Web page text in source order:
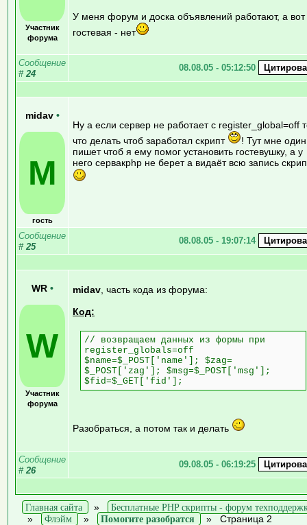
Участник
форума
У меня форум и доска объявлений работают, а вот
гостевая - нет
Сообщение
# 24
08.08.05 - 05:12:50
midav •
M
гость
Ну а если сервер не работает с register_global=off
что делать чтоб заработал скрипт
! Тут мне один
пишет чтоб я ему помог установить гостевушку, а у
него сервакphp не берет а видаёт всю запись
Сообщение
# 25
08.08.05 - 19:07:14
WR •
W
Участник
форума
midav , часть кода из форума:
Код:
// возвращаем данных из формы при
register_globals=off
$name=$_POST['name']; $zag=
$_POST['zag']; $msg=$_POST['msg'];
$fid=$_GET['fid'];
Разобраться, а потом так и делать
Сообщение
# 26
09.08.05 - 06:19:25
Главная сайта »
Бесплатные PHP скрипты - форум
»
Флэйм » Помогите разобратся » Страница 2